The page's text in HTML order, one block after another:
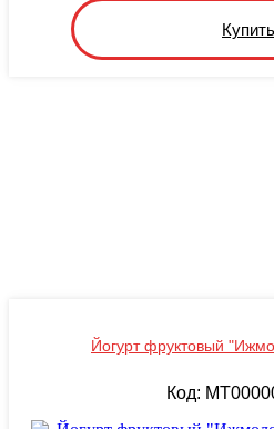
Купить
Йогурт фруктовый
Код: